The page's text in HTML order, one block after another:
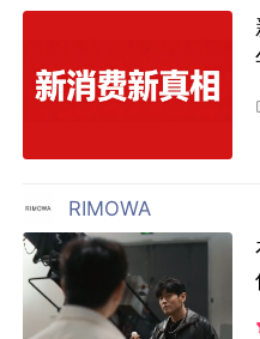
RIMOWA